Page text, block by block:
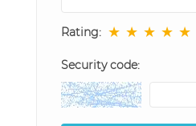
Rating: ★ ★ ★ ★ ★
Security code: